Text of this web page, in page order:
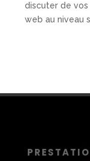
discuter de
web au niveau